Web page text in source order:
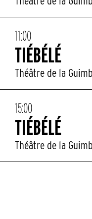
11:00
TIÉBÉLÉ
Théâtre de la
15:00
TIÉBÉLÉ
Théâtre de la